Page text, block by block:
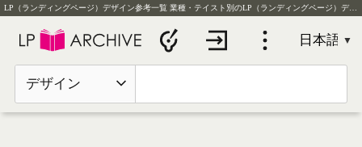
LP（ランディングページ）デザイン参考一覧 業種・テイスト別のLP（ランディングページ）デザイン実例を毎日更新
デザイン